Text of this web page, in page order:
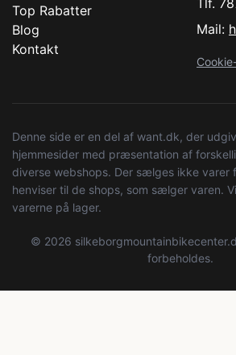
Top Rabatter
Blog
Kontakt
Mail:
Denne side er en del af want.dk, der
hjemmesider med præsentation af
diverse webshops. Der sælges ikke varer
henviser til de shops, som sælger varen.
varerne på lager.
© 2026
forbeholdes.